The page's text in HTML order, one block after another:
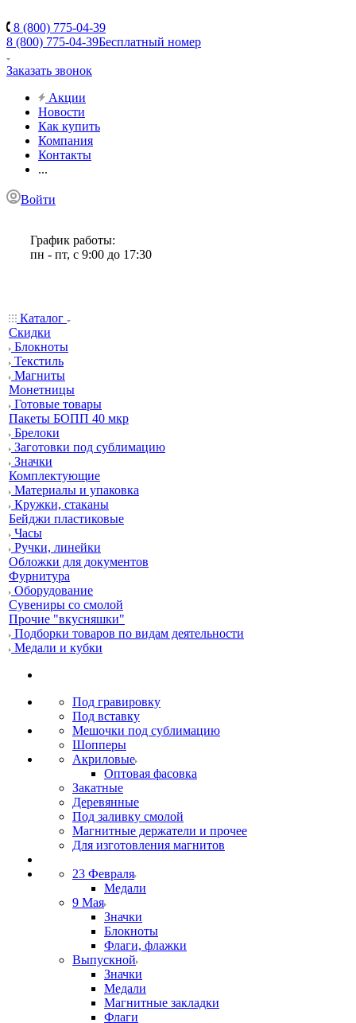
8 (800) 775-04-39
8 (800) 775-04-39Бесплатный номер
Заказать звонок
Акции
Новости
Как купить
Компания
Контакты
...
Войти
График работы:
пн - пт, с 9:00 до 17:30
Каталог
Скидки
Блокноты
Текстиль
Магниты
Монетницы
Готовые товары
Пакеты БОПП 40 мкр
Брелоки
Заготовки под сублимацию
Значки
Комплектующие
Материалы и упаковка
Кружки, стаканы
Бейджи пластиковые
Часы
Ручки, линейки
Обложки для документов
Фурнитура
Оборудование
Сувениры со смолой
Прочие "вкусняшки"
Подборки товаров по видам деятельности
Медали и кубки
Под гравировку
Под вставку
Мешочки под сублимацию
Шопперы
Акриловые
Оптовая фасовка
Закатные
Деревянные
Под заливку смолой
Магнитные держатели и прочее
Для изготовления магнитов
23 Февраля
Медали
9 Мая
Значки
Блокноты
Флаги, флажки
Выпускной
Значки
Медали
Магнитные закладки
Флаги